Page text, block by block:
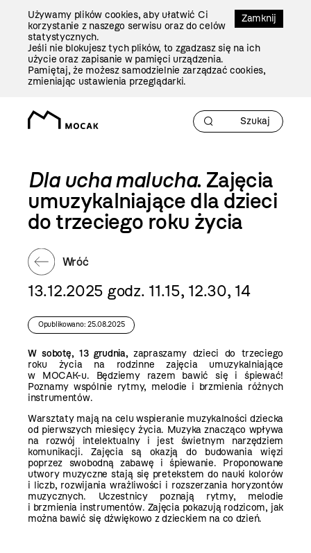
Zamknij
Używamy plików cookies, aby ułatwić Ci
korzystanie z naszego serwisu oraz do celów
statystycznych.
Jeśli nie blokujesz tych plików, to zgadzasz się na ich
użycie oraz zapisanie w pamięci urządzenia.
Pamiętaj, że możesz samodzielnie zarządzać cookies,
zmieniając ustawienia przeglądarki.
Dla ucha malucha. Zajęcia
umuzykalniające dla dzieci
do trzeciego roku życia
Wróć
13.12.2025 godz. 11.15, 12.30, 14
Opublikowano: 25.08.2025
W sobotę, 13 grudnia,zapraszamy dzieci do trzeciego
roku życia na rodzinne zajęcia umuzykalniające
w MOCAK-u. Będziemy razem bawić się i śpiewać!
Poznamy wspólnie rytmy, melodie i brzmienia różnych
instrumentów.
Warsztaty mają na celu wspieranie muzykalności dziecka
od pierwszych miesięcy życia. Muzyka znacząco wpływa
na rozwój intelektualny i jest świetnym narzędziem
komunikacji. Zajęcia są okazją do budowania więzi
poprzez swobodną zabawę i śpiewanie. Proponowane
utwory muzyczne stają się pretekstem do nauki kolorów
i liczb, rozwijania wrażliwości i rozszerzania horyzontów
muzycznych. Uczestnicy poznają rytmy, melodie
i brzmienia instrumentów. Zajęcia pokazują rodzicom, jak
można bawić się dźwiękowo z dzieckiem na co dzień.